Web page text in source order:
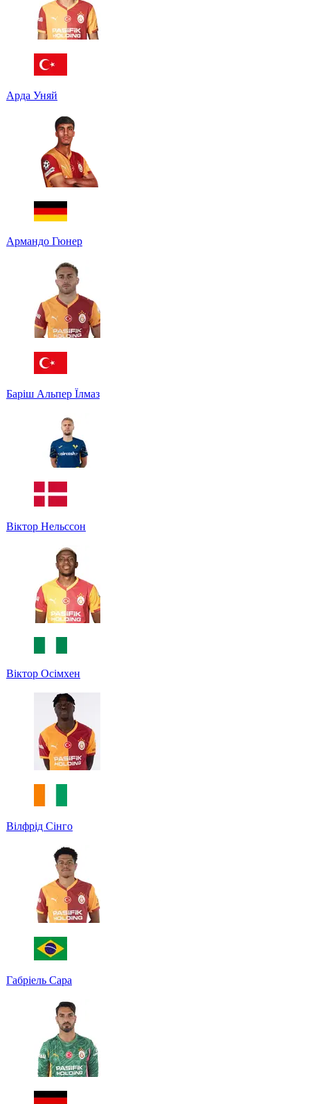
Арда Уняй
Армандо Гюнер
Баріш Альпер Їлмаз
Віктор Нельссон
Віктор Осімхен
Вілфрід Сінго
Габріель Сара